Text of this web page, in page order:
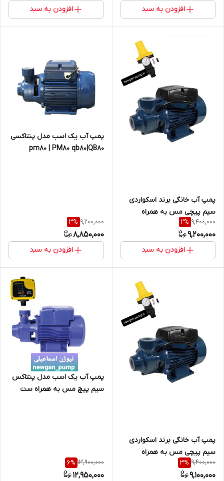
افزودن به سبد افزودن به سبد
پمپ آب خانگی برند اسکواردی
سیم پیچی مس به همراه
اتومات / ست کنترل
9,400,000
2%
9,200,000
افزودن به سبد
پمپ آب یک اسب مدل پنتاکسی
pm80 | PM80 qb80|QB80
9,200,000
3%
8,850,000
افزودن به سبد
پمپ آب خانگی برند اسکواردی
سیم پیچی مس به همراه
اتومات / ست کنترل کپی
9,400,000
3%
9,100,000
پمپ آب یک اسب مدل پنتاکس
سیم پیچ مس به همراه ست
13,900,000
6%
12,950,000